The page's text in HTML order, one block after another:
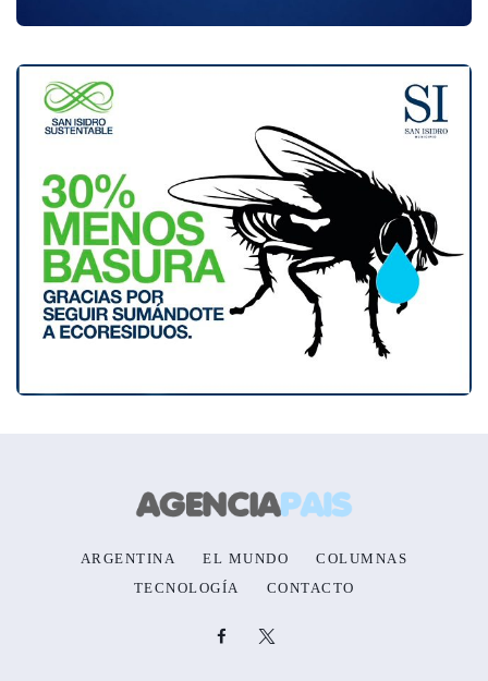
ARGENTINA EL MUNDO
COLUMNAS
TECNOLOGÍA
CONTACTO